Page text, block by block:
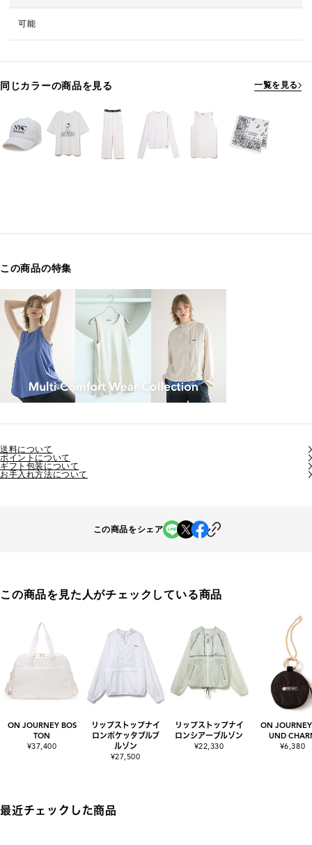
可能
同じカラーの商品を見る 一覧を見る
この商品の特集
送料について
ポイントについて
ギフト包装について
お手入れ方法について
この商品をシェア
この商品を見た人がチェックしている商品
ON JOURNEY BOS
TON
¥37,400
リップストップナイ
ロンポケッタブルブ
ルゾン
¥27,500
リップストップナイ
ロンシアーブルゾン
¥22,330
ON
UND
¥6,380
最近チェックした商品